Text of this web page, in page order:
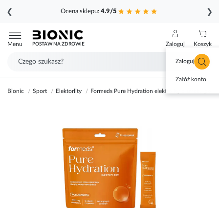
Ocena sklepu: 4.9/5
❮ ❯
do
treści
Menu POSTAW NA ZDROWIE Zaloguj
Zaloguj się
Załóż konto
Koszyk
Bionic Sport Elektorlity Formeds Pure Hydration elektrolity o smaku